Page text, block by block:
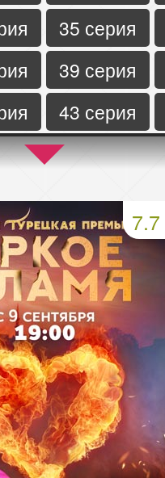
35 серия
39 серия
43 серия
47 серия
51 серия
55 серия
59 серия
63 серия
67 серия
71 серия
75 серия
7.7